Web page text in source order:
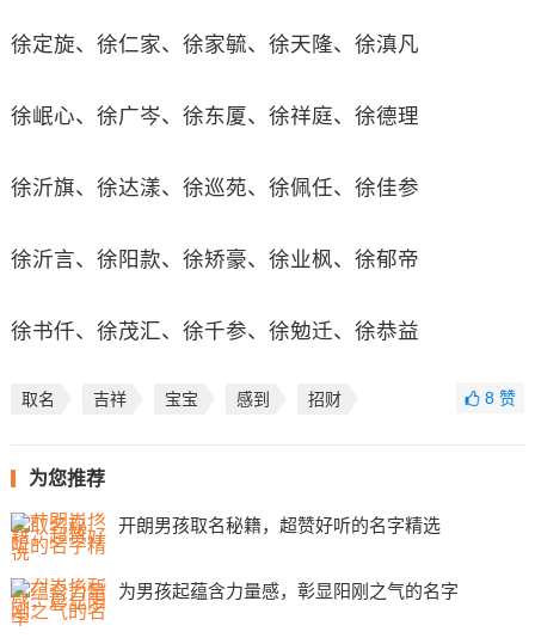
徐定旋、徐仁家、徐家毓、徐天隆、徐滇凡
徐岷心、徐广岑、徐东厦、徐祥庭、徐德理
徐沂旗、徐达漾、徐巡苑、徐佩任、徐佳参
徐沂言、徐阳款、徐矫豪、徐业枫、徐郁帝
徐书仟、徐茂汇、徐千参、徐勉迁、徐恭益
取名 吉祥 宝宝 感到 招财 8赞
为您推荐
开朗男孩取名秘籍，超赞好听的名字精选
为男孩起蕴含力量感，彰显阳刚之气的名字